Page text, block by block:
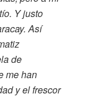
Y justo
Así
de
me han
y el frescor